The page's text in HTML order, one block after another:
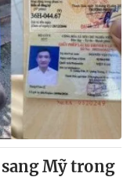
sản
Việt
bằng AI
Mỹ trong